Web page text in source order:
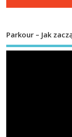
Parkour – Jak